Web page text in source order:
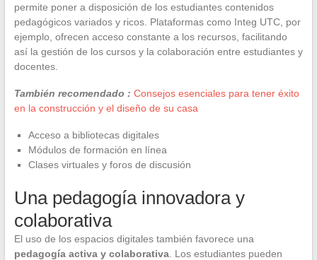
permite poner a disposición de los estudiantes contenidos
pedagógicos variados y ricos. Plataformas como Integ UTC, por
ejemplo, ofrecen acceso constante a los recursos, facilitando
así la gestión de los cursos y la colaboración entre estudiantes y
docentes.
También recomendado : Consejos esenciales para tener éxito
en la construcción y el diseño de su casa
Acceso a bibliotecas digitales
Módulos de formación en línea
Clases virtuales y foros de discusión
Una pedagogía innovadora y
colaborativa
El uso de los espacios digitales también favorece una
pedagogía activa y colaborativa. Los estudiantes pueden